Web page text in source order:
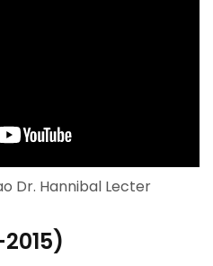
Dr. Hannibal Lecter